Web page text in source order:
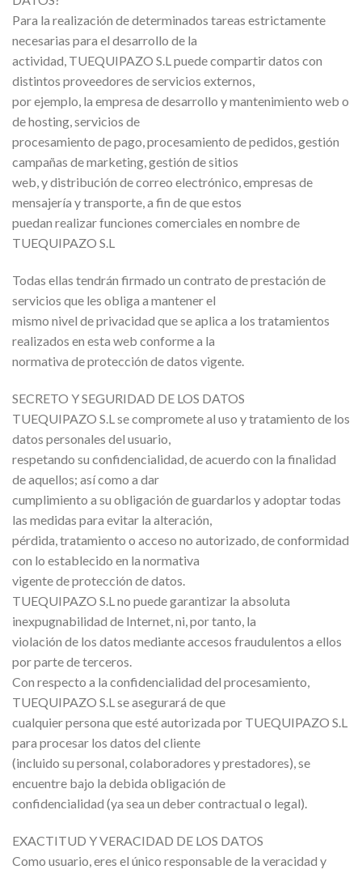
Para la realización de determinados tareas estrictamente
necesarias para el desarrollo de la
actividad, TUEQUIPAZO S.L puede compartir datos con
distintos proveedores de servicios externos,
por ejemplo, la empresa de desarrollo y mantenimiento web o
de hosting, servicios de
procesamiento de pago, procesamiento de pedidos, gestión
campañas de marketing, gestión de sitios
web, y distribución de correo electrónico, empresas de
mensajería y transporte, a fin de que estos
puedan realizar funciones comerciales en nombre de
TUEQUIPAZO S.L
Todas ellas tendrán firmado un contrato de prestación de
servicios que les obliga a mantener el
mismo nivel de privacidad que se aplica a los tratamientos
realizados en esta web conforme a la
normativa de protección de datos vigente.
SECRETO Y SEGURIDAD DE LOS DATOS
TUEQUIPAZO S.L se compromete al uso y tratamiento de los
datos personales del usuario,
respetando su confidencialidad, de acuerdo con la finalidad
de aquellos; así como a dar
cumplimiento a su obligación de guardarlos y adoptar todas
las medidas para evitar la alteración,
pérdida, tratamiento o acceso no autorizado, de conformidad
con lo establecido en la normativa
vigente de protección de datos.
TUEQUIPAZO S.L no puede garantizar la absoluta
inexpugnabilidad de Internet, ni, por tanto, la
violación de los datos mediante accesos fraudulentos a ellos
por parte de terceros.
Con respecto a la confidencialidad del procesamiento,
TUEQUIPAZO S.L se asegurará de que
cualquier persona que esté autorizada por TUEQUIPAZO S.L
para procesar los datos del cliente
(incluido su personal, colaboradores y prestadores), se
encuentre bajo la debida obligación de
confidencialidad (ya sea un deber contractual o legal).
EXACTITUD Y VERACIDAD DE LOS DATOS
Como usuario, eres el único responsable de la veracidad y